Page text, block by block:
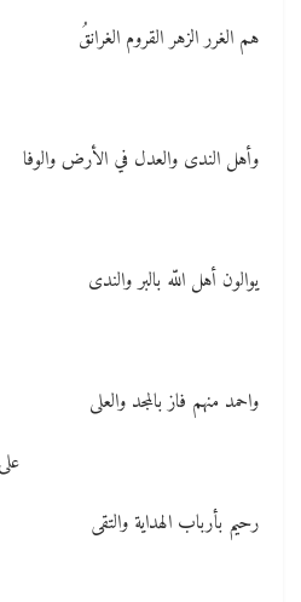
هم الغرر الزهر القروم الغرانقُ
وأهل الندى والعدل في الأرض والوفا
يوالون أهل اللّه بالبر والندى
واحمد منهم فاز بالمجد والعلى
رحيم بأرباب الهداية والتقى